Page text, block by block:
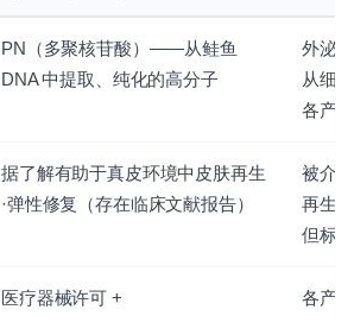
PN（多聚核苷酸）——从鲑鱼
DNA 中提取、纯化的高分子
外泌
从细
各产
据了解有助于真皮环境中皮肤再生
·弹性修复（存在临床文献报告）
被介
再生
但标
医疗器械许可 +
各产